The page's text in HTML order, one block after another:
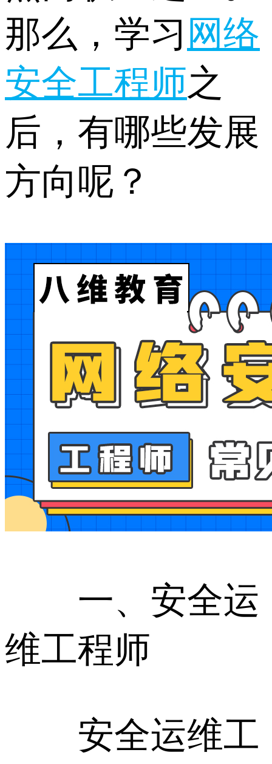
那么，学习 网络
安全工程师之
后，有哪些发展
方向呢？
一、安全运
维工程师
安全运维工